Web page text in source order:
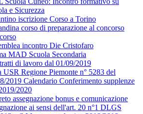
e Sicurezza
iscrizione Corso a Torino
corso di preparazione al concorso
incontro Die Cristofaro
MAD Scuola Secondaria
di lavoro dal 01/09/2019
USR Regione Piemonte n° 5283 del
2019 Calendario Conferimento supplenze
2020
assegnazione bonus e comunicazione
ai sensi dell'art. 20 n°1 DLGS